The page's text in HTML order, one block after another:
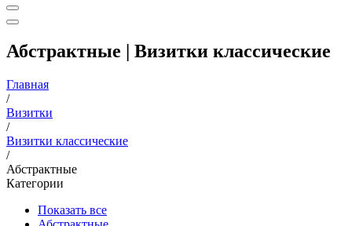
Абстрактные | Визитки классические
Главная
/
Визитки
/
Визитки классические
/
Абстрактные
Категории
Показать все